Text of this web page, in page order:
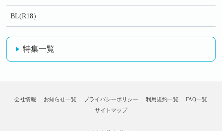
BL(R18）
特集一覧
会社情報 お知らせ一覧 プライバシーポリシー 利用規約一覧
FAQ一覧
サイトマップ